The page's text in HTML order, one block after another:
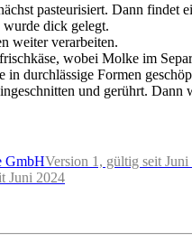
pasteurisiert. Dann findet
dick gelegt.
weiter verarbeiten.
wobei Molke im
durchlässige Formen
und gerührt. Dann
GmbHVersion 1, gültig seit Juni
Juni 2024